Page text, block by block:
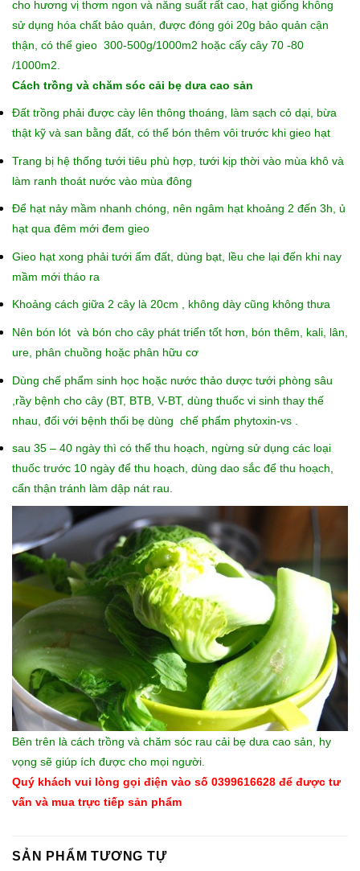
cho hương vị thơm ngon và năng suất rất cao, hạt giống không
sử dụng hóa chất bảo quản, được đóng gói 20g bảo quản cận
thận, có thể gieo 300-500g/1000m2 hoặc cấy cây 70 -80
/1000m2.
Cách trồng và chăm sóc cải bẹ dưa cao sản
Đất trồng phải được cày lên thông thoáng, làm sạch cỏ dại, bừa
thật kỹ và san bằng đất, có thể bón thêm vôi trước khi gieo hạt
Trang bị hệ thống tưới tiêu phù hợp, tưới kịp thời vào mùa khô và
làm ranh thoát nước vào mùa đông
Để hạt nảy mầm nhanh chóng, nên ngâm hạt khoảng 2 đến 3h, ủ
hạt qua đêm mới đem gieo
Gieo hạt xong phải tưới ẩm đất, dùng bạt, lều che lại đến khi nay
mầm mới tháo ra
Khoảng cách giữa 2 cây là 20cm , không dày cũng không thưa
Nên bón lót và bón cho cây phát triển tốt hơn, bón thêm, kali, lân,
ure, phân chuồng hoặc phân hữu cơ
Dùng chế phẩm sinh học hoặc nước thảo dược tưới phòng sâu
,rầy bệnh cho cây (BT, BTB, V-BT, dùng thuốc vi sinh thay thế
nhau, đối với bệnh thối bẹ dùng chế phẩm phytoxin-vs .
sau 35 – 40 ngày thì có thể thu hoạch, ngừng sử dụng các loại
thuốc trước 10 ngày để thu hoạch, dùng dao sắc để thu hoạch,
cẩn thận tránh làm dập nát rau.
Bên trên là cách trồng và chăm sóc rau cải bẹ dưa cao sản, hy
vọng sẽ giúp ích được cho mọi người.
Quý khách vui lòng gọi điện vào số 0399616628 để được tư
vấn và mua trực tiếp sản phẩm
SẢN PHẨM TƯƠNG TỰ